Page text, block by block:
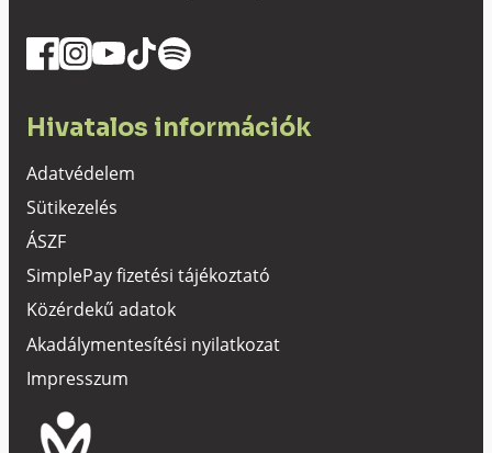
Hivatalos információk
Adatvédelem
Sütikezelés
ÁSZF
SimplePay fizetési tájékoztató
Közérdekű adatok
Akadálymentesítési nyilatkozat
Impresszum